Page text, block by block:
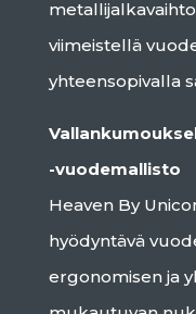
viimeistellä
yhteensopivalla
-vuodemallisto
Heaven By
hyödyntävä
ergonomisen ja